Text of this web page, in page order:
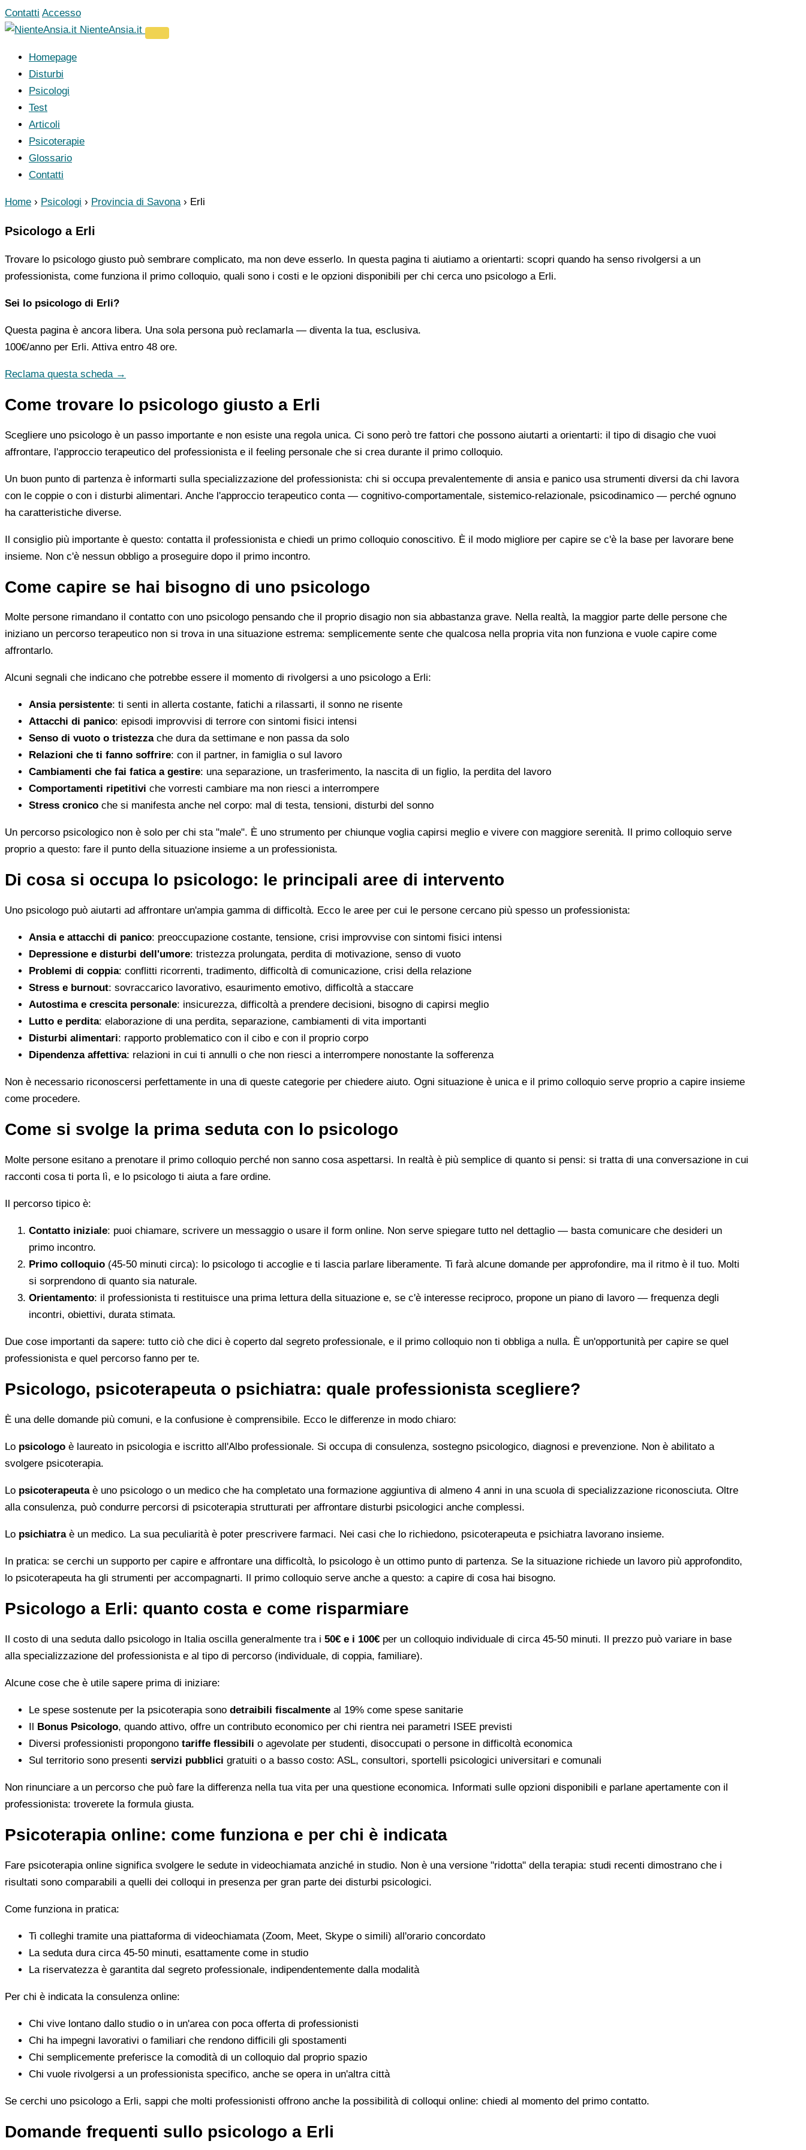
Vai
al
Contatti Accesso
NienteAnsia.it
Homepage
Disturbi
Psicologi
Test
Articoli
Psicoterapie
Glossario
Contatti
Home › Psicologi › Provincia di Savona › Erli
Psicologo a Erli
Trovare lo psicologo giusto può sembrare complicato, ma non deve esserlo. In questa pagina ti aiutiamo a orientarti: scopri quando ha senso rivolgersi a un
professionista, come funziona il primo colloquio, quali sono i costi e le opzioni disponibili per chi cerca uno psicologo a Erli.
Sei lo psicologo di Erli?
Questa pagina è ancora libera. Una sola persona può reclamarla — diventa la tua, esclusiva.
100€/anno per Erli. Attiva entro 48 ore.
Reclama questa scheda →
Come trovare lo psicologo giusto a Erli
Scegliere uno psicologo è un passo importante e non esiste una regola unica. Ci sono però tre fattori che possono aiutarti a orientarti: il tipo di disagio che vuoi
affrontare, l'approccio terapeutico del professionista e il feeling personale che si crea durante il primo colloquio.
Un buon punto di partenza è informarti sulla specializzazione del professionista: chi si occupa prevalentemente di ansia e panico usa strumenti diversi da chi lavora
con le coppie o con i disturbi alimentari. Anche l'approccio terapeutico conta — cognitivo-comportamentale, sistemico-relazionale, psicodinamico — perché ognuno
ha caratteristiche diverse.
Il consiglio più importante è questo: contatta il professionista e chiedi un primo colloquio conoscitivo. È il modo migliore per capire se c'è la base per lavorare bene
insieme. Non c'è nessun obbligo a proseguire dopo il primo incontro.
Come capire se hai bisogno di uno psicologo
Molte persone rimandano il contatto con uno psicologo pensando che il proprio disagio non sia abbastanza grave. Nella realtà, la maggior parte delle persone che
iniziano un percorso terapeutico non si trova in una situazione estrema: semplicemente sente che qualcosa nella propria vita non funziona e vuole capire come
affrontarlo.
Alcuni segnali che indicano che potrebbe essere il momento di rivolgersi a uno psicologo a Erli:
Ansia persistente: ti senti in allerta costante, fatichi a rilassarti, il sonno ne risente
Attacchi di panico: episodi improvvisi di terrore con sintomi fisici intensi
Senso di vuoto o tristezzache dura da settimane e non passa da solo
Relazioni che ti fanno soffrire: con il partner, in famiglia o sul lavoro
Cambiamenti che fai fatica a gestire: una separazione, un trasferimento, la nascita di un figlio, la perdita del lavoro
Comportamenti ripetitivi che vorresti cambiare ma non riesci a interrompere
Stress cronico che si manifesta anche nel corpo: mal di testa, tensioni, disturbi del sonno
Un percorso psicologico non è solo per chi sta "male". È uno strumento per chiunque voglia capirsi meglio e vivere con maggiore serenità. Il primo colloquio serve
proprio a questo: fare il punto della situazione insieme a un professionista.
Di cosa si occupa lo psicologo: le principali aree di intervento
Uno psicologo può aiutarti ad affrontare un'ampia gamma di difficoltà. Ecco le aree per cui le persone cercano più spesso un professionista:
Ansia e attacchi di panico: preoccupazione costante, tensione, crisi improvvise con sintomi fisici intensi
Depressione e disturbi dell'umore: tristezza prolungata, perdita di motivazione, senso di vuoto
Problemi di coppia: conflitti ricorrenti, tradimento, difficoltà di comunicazione, crisi della relazione
Stress e burnout: sovraccarico lavorativo, esaurimento emotivo, difficoltà a staccare
Autostima e crescita personale: insicurezza, difficoltà a prendere decisioni, bisogno di capirsi meglio
Lutto e perdita: elaborazione di una perdita, separazione, cambiamenti di vita importanti
Disturbi alimentari: rapporto problematico con il cibo e con il proprio corpo
Dipendenza affettiva: relazioni in cui ti annulli o che non riesci a interrompere nonostante la sofferenza
Non è necessario riconoscersi perfettamente in una di queste categorie per chiedere aiuto. Ogni situazione è unica e il primo colloquio serve proprio a capire insieme
come procedere.
Come si svolge la prima seduta con lo psicologo
Molte persone esitano a prenotare il primo colloquio perché non sanno cosa aspettarsi. In realtà è più semplice di quanto si pensi: si tratta di una conversazione in cui
racconti cosa ti porta lì, e lo psicologo ti aiuta a fare ordine.
Il percorso tipico è:
Contatto iniziale: puoi chiamare, scrivere un messaggio o usare il form online. Non serve spiegare tutto nel dettaglio — basta comunicare che desideri un
primo incontro.
Primo colloquio (45-50 minuti circa): lo psicologo ti accoglie e ti lascia parlare liberamente. Ti farà alcune domande per approfondire, ma il ritmo è il tuo. Molti
si sorprendono di quanto sia naturale.
Orientamento: il professionista ti restituisce una prima lettura della situazione e, se c'è interesse reciproco, propone un piano di lavoro — frequenza degli
incontri, obiettivi, durata stimata.
Due cose importanti da sapere: tutto ciò che dici è coperto dal segreto professionale, e il primo colloquio non ti obbliga a nulla. È un'opportunità per capire se quel
professionista e quel percorso fanno per te.
Psicologo, psicoterapeuta o psichiatra: quale professionista scegliere?
È una delle domande più comuni, e la confusione è comprensibile. Ecco le differenze in modo chiaro:
Lo psicologo è laureato in psicologia e iscritto all'Albo professionale. Si occupa di consulenza, sostegno psicologico, diagnosi e prevenzione. Non è abilitato a
svolgere psicoterapia.
Lo psicoterapeutaè uno psicologo o un medico che ha completato una formazione aggiuntiva di almeno 4 anni in una scuola di specializzazione riconosciuta. Oltre
alla consulenza, può condurre percorsi di psicoterapia strutturati per affrontare disturbi psicologici anche complessi.
Lo psichiatraè un medico. La sua peculiarità è poter prescrivere farmaci. Nei casi che lo richiedono, psicoterapeuta e psichiatra lavorano insieme.
In pratica: se cerchi un supporto per capire e affrontare una difficoltà, lo psicologo è un ottimo punto di partenza. Se la situazione richiede un lavoro più approfondito,
lo psicoterapeuta ha gli strumenti per accompagnarti. Il primo colloquio serve anche a questo: a capire di cosa hai bisogno.
Psicologo a Erli: quanto costa e come risparmiare
Il costo di una seduta dallo psicologo in Italia oscilla generalmente tra i 50€ e i 100€ per un colloquio individuale di circa 45-50 minuti. Il prezzo può variare in base
alla specializzazione del professionista e al tipo di percorso (individuale, di coppia, familiare).
Alcune cose che è utile sapere prima di iniziare:
Le spese sostenute per la psicoterapia sono detraibili fiscalmente al 19% come spese sanitarie
Il Bonus Psicologo, quando attivo, offre un contributo economico per chi rientra nei parametri ISEE previsti
Diversi professionisti propongono tariffe flessibili o agevolate per studenti, disoccupati o persone in difficoltà economica
Sul territorio sono presenti servizi pubblici gratuiti o a basso costo: ASL, consultori, sportelli psicologici universitari e comunali
Non rinunciare a un percorso che può fare la differenza nella tua vita per una questione economica. Informati sulle opzioni disponibili e parlane apertamente con il
professionista: troverete la formula giusta.
Psicoterapia online: come funziona e per chi è indicata
Fare psicoterapia online significa svolgere le sedute in videochiamata anziché in studio. Non è una versione "ridotta" della terapia: studi recenti dimostrano che i
risultati sono comparabili a quelli dei colloqui in presenza per gran parte dei disturbi psicologici.
Come funziona in pratica:
Ti colleghi tramite una piattaforma di videochiamata (Zoom, Meet, Skype o simili) all'orario concordato
La seduta dura circa 45-50 minuti, esattamente come in studio
La riservatezza è garantita dal segreto professionale, indipendentemente dalla modalità
Per chi è indicata la consulenza online:
Chi vive lontano dallo studio o in un'area con poca offerta di professionisti
Chi ha impegni lavorativi o familiari che rendono difficili gli spostamenti
Chi semplicemente preferisce la comodità di un colloquio dal proprio spazio
Chi vuole rivolgersi a un professionista specifico, anche se opera in un'altra città
Se cerchi uno psicologo a Erli, sappi che molti professionisti offrono anche la possibilità di colloqui online: chiedi al momento del primo contatto.
Domande frequenti sullo psicologo a Erli